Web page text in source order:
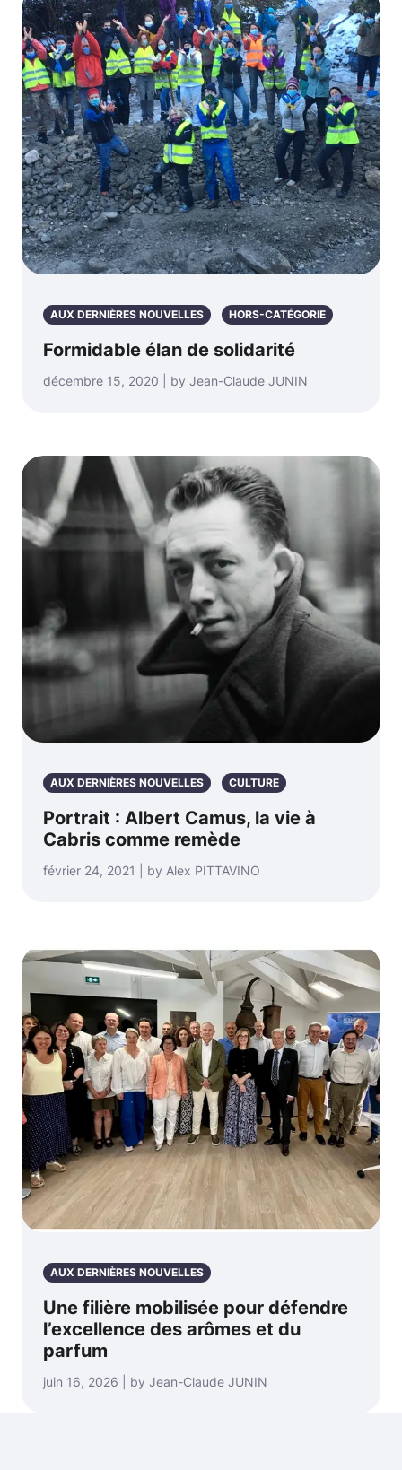
AUX DERNIÈRES NOUVELLES HORS-CATÉGORIE
Formidable élan de solidarité
décembre 15, 2020 | by Jean-Claude JUNIN
AUX DERNIÈRES NOUVELLES CULTURE
Portrait : Albert Camus, la vie à
Cabris comme remède
février 24, 2021 | by Alex PITTAVINO
AUX DERNIÈRES NOUVELLES
Une filière mobilisée pour défendre
l’excellence des arômes et du
parfum
juin 16, 2026 | by Jean-Claude JUNIN